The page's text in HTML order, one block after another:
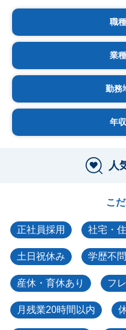
職
業
勤務
年
人
こ
正社員採用 社宅・
土日祝休み 学歴不問
産休・育休あり フ
月残業20時間以内